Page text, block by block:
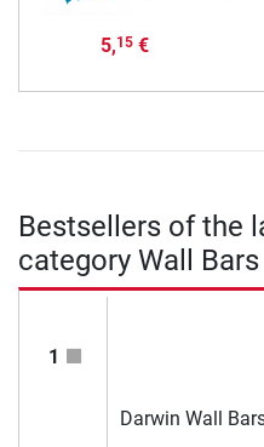
5,15€
Bestsellers of the
category Wall Bars
1
Darwin Wall